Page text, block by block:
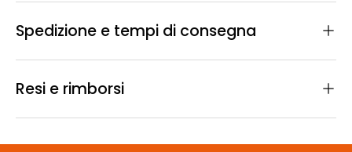
Spedizione e tempi di consegna
Resi e rimborsi